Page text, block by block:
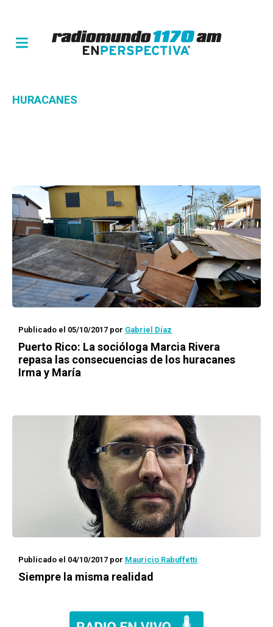
HURACANES
Publicado el 05/10/2017 por Gabriel Díaz
Puerto Rico: La socióloga Marcia Rivera
repasa las consecuencias de los huracanes
Irma y María
Publicado el 04/10/2017 por Mauricio Rabuffetti
Siempre la misma realidad